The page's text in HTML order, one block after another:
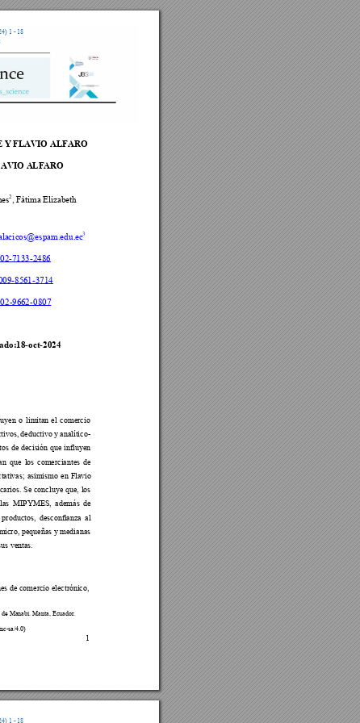
) 1 - 18
Manabí. Manta, Ecuador.
sa/4.0)
1
Y FLAVIO ALFARO
ALFARO
s2 , Fátima Elizabeth
cos@espam .edu .ec3
-7133-2486
09-8561-3714
-9662-0807
o:18-oct-2024
o limitan el comercio
deductivo y analítico-
de decisión que influyen
que los comerciantes de
asimismo en Flavio
Se concluye que, los
MIPYMES, además de
productos , desconfianza al
micro, pequeñas y medianas
ventas
de comercio electrónico,
) 1 - 18